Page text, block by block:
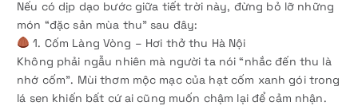
Nếu có dịp dạo bước giữa tiết trời này, đừng bỏ lỡ những
món “đặc sản mùa thu” sau đây:
1. Cốm Làng Vòng – Hơi thở thu Hà Nội
Không phải ngẫu nhiên mà người ta nói “nhắc đến thu là
nhớ cốm”. Mùi thơm mộc mạc của hạt cốm xanh gói trong
lá sen khiến bất cứ ai cũng muốn chậm lại để cảm nhận.